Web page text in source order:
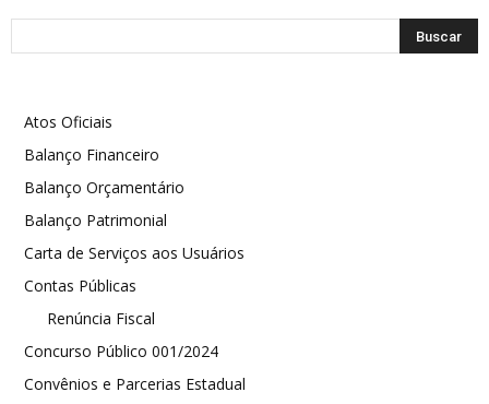
Atos Oficiais
Balanço Financeiro
Balanço Orçamentário
Balanço Patrimonial
Carta de Serviços aos Usuários
Contas Públicas
Renúncia Fiscal
Concurso Público 001/2024
Convênios e Parcerias Estadual